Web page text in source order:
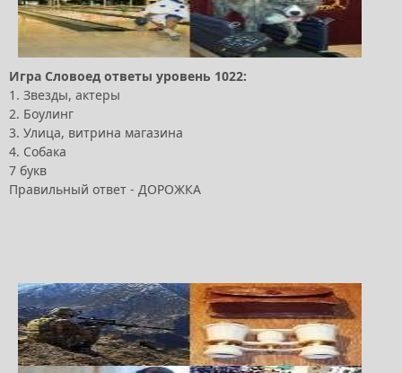
Игра Словоед ответы уровень 1022:
1. Звезды, актеры
2. Боулинг
3. Улица, витрина магазина
4. Собака
7 букв
Правильный ответ - ДОРОЖКА